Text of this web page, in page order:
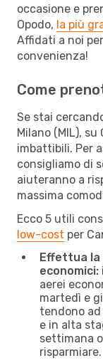
occasione e
Opodo, la più
Affidati a noi
convenienza!
Come
Se stai
Milano (MIL),
imbattibili. Per
consigliamo di
aiuteranno a
massima
Ecco 5 utili
low-cost per
Effettua la
economici:
aerei
martedì e
tendono
e in alta
settimana
risparmiare.